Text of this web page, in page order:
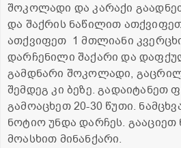
შოკოლადი და კარაქი
და შაქრის ნაწილით
ათქვიფეთ 1 მთლიანი
დარჩენილი შაქარი და
გამდნარი შოკოლადი,
შემდეგ კი ბეზე. გადაიტანეთ
გამოაცხეთ 20-30 წუთი.
ნოტიო უნდა დარჩეს. გააციეთ
მოასხით მინანქარი.